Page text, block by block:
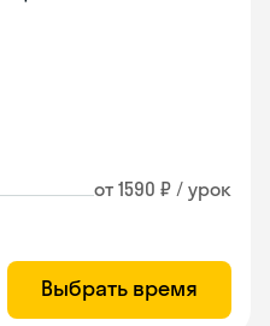
от 1590 ₽ / урок
Выбрать время